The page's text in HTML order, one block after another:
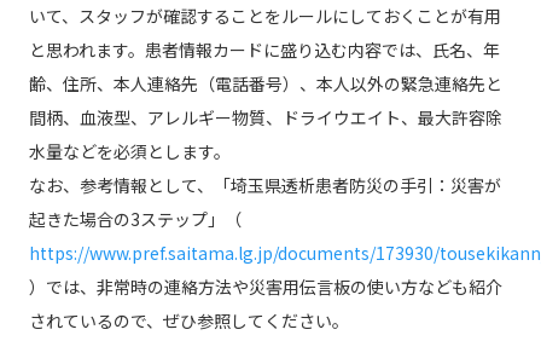
いて、スタッフが確認することをルールにしておくことが有用
と思われます。患者情報カードに盛り込む内容では、氏名、年
齢、住所、本人連絡先（電話番号）、本人以外の緊急連絡先と
間柄、血液型、アレルギー物質、ドライウエイト、最大許容除
水量などを必須とします。
なお、参考情報として、「埼玉県透析患者防災の手引：災害が
起きた場合の3ステップ」（
https://www.pref.saitama.lg.jp/documents/173930/
）では、非常時の連絡方法や災害用伝言板の使い方なども紹介
されているので、ぜひ参照してください。